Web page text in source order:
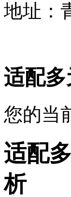
地址：
适配
您的当
适配
析